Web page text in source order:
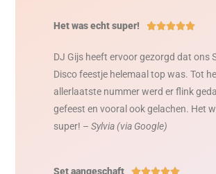
Het was echt super! 
DJ Gijs heeft ervoor gezorgd dat ons
Disco feestje helemaal top was. Tot
allerlaatste nummer werd er flink
gefeest en vooral ook gelachen. Het
super! –Sylvia (via Google)
Set aangeschaft 